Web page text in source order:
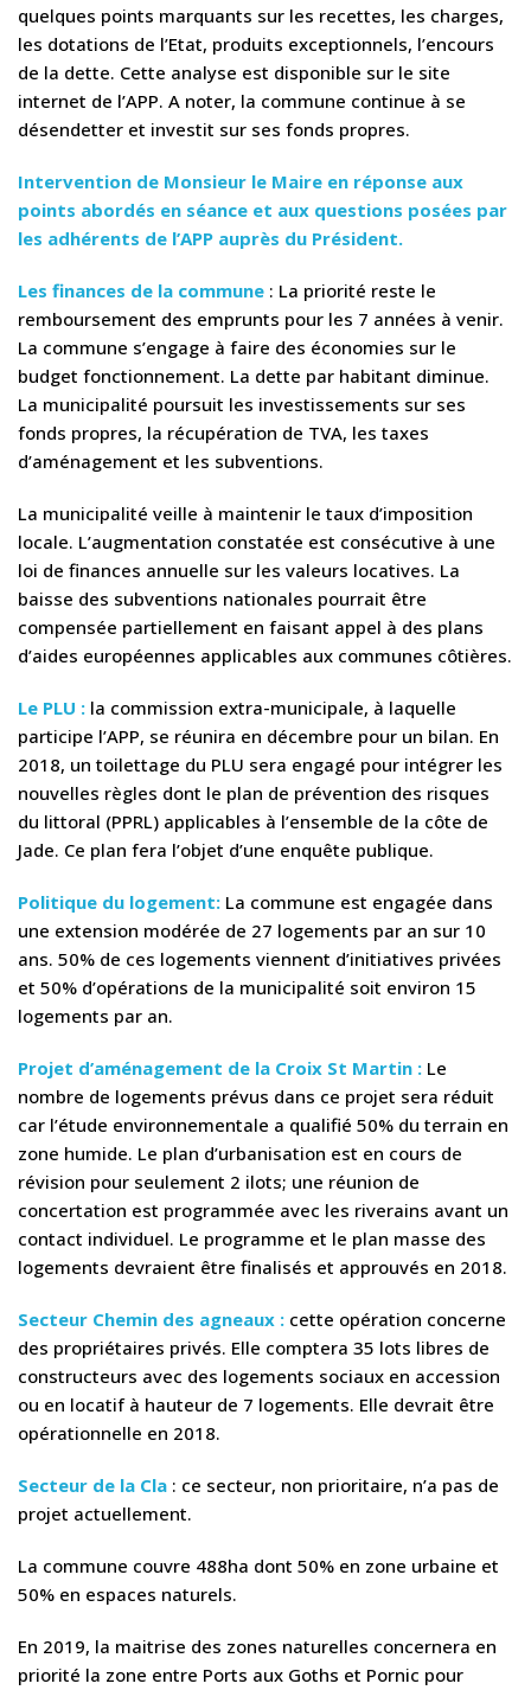
quelques points marquants sur les recettes, les charges,
les dotations de l’Etat, produits exceptionnels, l’encours
de la dette. Cette analyse est disponible sur le site
internet de l’APP. A noter, la commune continue à se
désendetter et investit sur ses fonds propres.
Intervention de Monsieur le Maire en réponse aux
points abordés en séance et aux questions posées par
les adhérents de l’APP auprès du Président.
Les finances de la commune : La priorité reste le
remboursement des emprunts pour les 7 années à venir.
La commune s’engage à faire des économies sur le
budget fonctionnement. La dette par habitant diminue.
La municipalité poursuit les investissements sur ses
fonds propres, la récupération de TVA, les taxes
d’aménagement et les subventions.
La municipalité veille à maintenir le taux d’imposition
locale. L’augmentation constatée est consécutive à une
loi de finances annuelle sur les valeurs locatives. La
baisse des subventions nationales pourrait être
compensée partiellement en faisant appel à des plans
d’aides européennes applicables aux communes côtières.
Le PLU : la commission extra-municipale, à laquelle
participe l’APP, se réunira en décembre pour un bilan. En
2018, un toilettage du PLU sera engagé pour intégrer les
nouvelles règles dont le plan de prévention des risques
du littoral (PPRL) applicables à l’ensemble de la côte de
Jade. Ce plan fera l’objet d’une enquête publique.
Politique du logement: La commune est engagée dans
une extension modérée de 27 logements par an sur 10
ans. 50% de ces logements viennent d’initiatives privées
et 50% d’opérations de la municipalité soit environ 15
logements par an.
Projet d’aménagement de la Croix St Martin : Le
nombre de logements prévus dans ce projet sera réduit
car l’étude environnementale a qualifié 50% du terrain en
zone humide. Le plan d’urbanisation est en cours de
révision pour seulement 2 ilots; une réunion de
concertation est programmée avec les riverains avant un
contact individuel. Le programme et le plan masse des
logements devraient être finalisés et approuvés en 2018.
Secteur Chemin des agneaux : cette opération concerne
des propriétaires privés. Elle comptera 35 lots libres de
constructeurs avec des logements sociaux en accession
ou en locatif à hauteur de 7 logements. Elle devrait être
opérationnelle en 2018.
Secteur de la Cla : ce secteur, non prioritaire, n’a pas de
projet actuellement.
La commune couvre 488ha dont 50% en zone urbaine et
50% en espaces naturels.
En 2019, la maitrise des zones naturelles concernera en
priorité la zone entre Ports aux Goths et Pornic pour